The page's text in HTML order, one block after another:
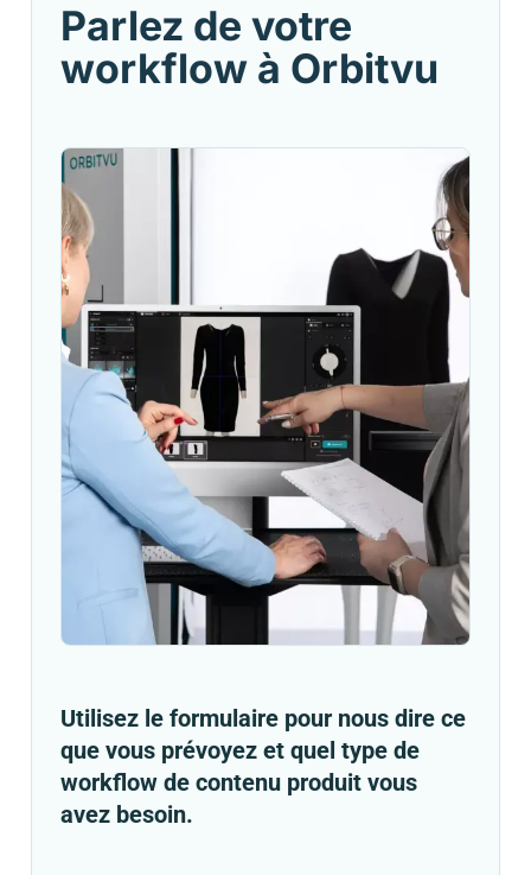
Parlez de votre
workflow à Orbitvu
Utilisez le formulaire pour nous dire ce
que vous prévoyez et quel type de
workflow de contenu produit vous
avez besoin.